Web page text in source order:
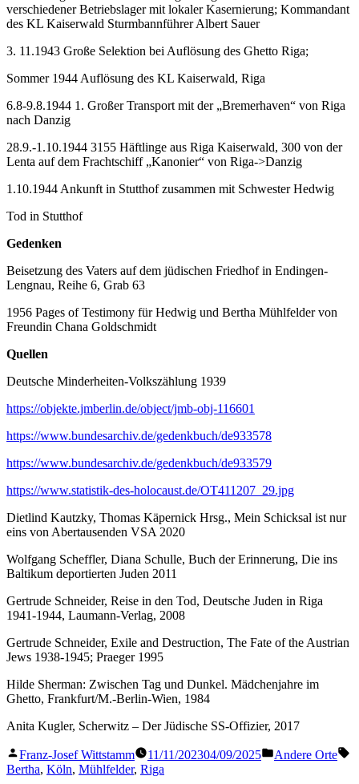
verschiedener Betriebslager mit lokaler Kasernierung; Kommandant
des KL Kaiserwald Sturmbannführer Albert Sauer
3. 11.1943 Große Selektion bei Auflösung des Ghetto Riga;
Sommer 1944 Auflösung des KL Kaiserwald, Riga
6.8-9.8.1944 1. Großer Transport mit der „Bremerhaven“ von Riga
nach Danzig
28.9.-1.10.1944 3155 Häftlinge aus Riga Kaiserwald, 300 von der
Lenta auf dem Frachtschiff „Kanonier“ von Riga->Danzig
1.10.1944 Ankunft in Stutthof zusammen mit Schwester Hedwig
Tod in Stutthof
Gedenken
Beisetzung des Vaters auf dem jüdischen Friedhof in Endingen-
Lengnau, Reihe 6, Grab 63
1956 Pages of Testimony für Hedwig und Bertha Mühlfelder von
Freundin Chana Goldschmidt
Quellen
Deutsche Minderheiten-Volkszählung 1939
https://objekte.jmberlin.de/object/jmb-obj-116601
https://www.bundesarchiv.de/gedenkbuch/de933578
https://www.bundesarchiv.de/gedenkbuch/de933579
https://www.statistik-des-holocaust.de/OT411207_29.jpg
Dietlind Kautzky, Thomas Käpernick Hrsg., Mein Schicksal ist nur
eins von Abertausenden VSA 2020
Wolfgang Scheffler, Diana Schulle, Buch der Erinnerung, Die ins
Baltikum deportierten Juden 2011
Gertrude Schneider, Reise in den Tod, Deutsche Juden in Riga
1941-1944, Laumann-Verlag, 2008
Gertrude Schneider, Exile and Destruction, The Fate of the Austrian
Jews 1938-1945; Praeger 1995
Hilde Sherman: Zwischen Tag und Dunkel. Mädchenjahre im
Ghetto, Frankfurt/M.-Berlin-Wien, 1984
Anita Kugler, Scherwitz – Der Jüdische SS-Offizier, 2017
Veröffentlicht
von
Franz-Josef Wittstamm 11/11/202304/09/2025
Veröffentlicht
Andere Orte
Bertha, Köln, Mühlfelder, Riga